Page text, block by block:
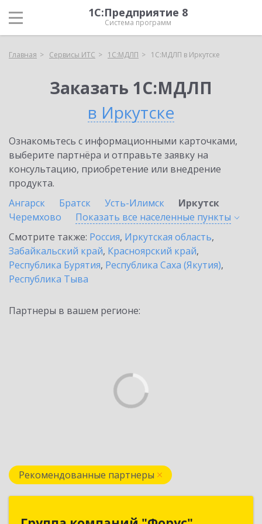
1С:Предприятие 8
Система программ
Главная Сервисы ИТС 1С:МДЛП 1С:МДЛП в Иркутске
Заказать 1С:МДЛП
в Иркутске
Ознакомьтесь с информационными карточками,
выберите партнёра и отправьте заявку на
консультацию, приобретение или внедрение
продукта.
Ангарск
Братск Усть-Илимск
Иркутск
Черемхово
Показать все населенные пункты
Смотрите также: Россия, Иркутская область,
Забайкальский край, Красноярский край,
Республика Бурятия, Республика Саха (Якутия),
Республика Тыва
Партнеры в вашем регионе:
Рекомендованные партнеры
Группа компаний "Форус"